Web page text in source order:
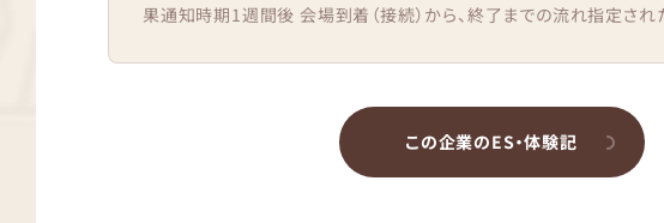
果通知時期1週間後 会場到着（接続）から、終了までの流れ指定され
この企業のES・体験記